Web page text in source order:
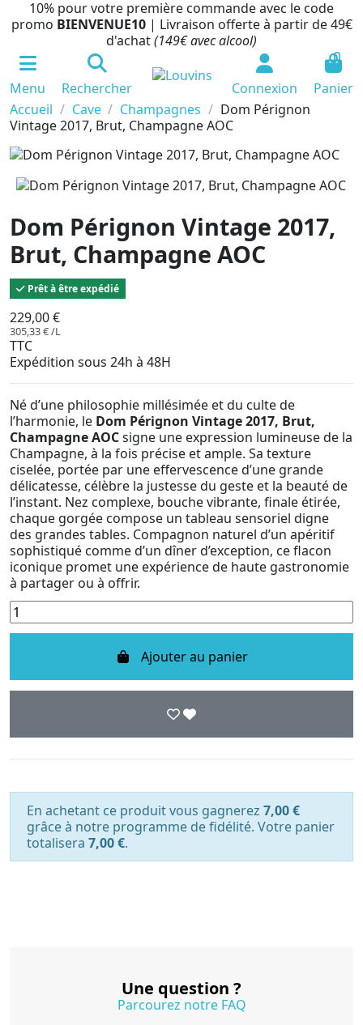
10% pour votre première commande avec le code
promo BIENVENUE10 | Livraison offerte à partir de 49€
d'achat(149€ avec alcool)
Menu Rechercher Connexion
0
Panier
Accueil
Cave Champagnes
Dom Pérignon
Vintage 2017, Brut, Champagne AOC
Dom Pérignon Vintage 2017,
Brut, Champagne AOC
Prêt à être expédié
229,00 €
305,33 € /L
TTC
Expédition sous 24h à 48H
Né d’une philosophie millésimée et du culte de
l’harmonie, le Dom Pérignon Vintage 2017, Brut,
Champagne AOCsigne une expression lumineuse de la
Champagne, à la fois précise et ample. Sa texture
ciselée, portée par une effervescence d’une grande
délicatesse, célèbre la justesse du geste et la beauté de
l’instant. Nez complexe, bouche vibrante, finale étirée,
chaque gorgée compose un tableau sensoriel digne
des grandes tables. Compagnon naturel d’un apéritif
sophistiqué comme d’un dîner d’exception, ce flacon
iconique promet une expérience de haute gastronomie
à partager ou à offrir.
Ajouter au panier
En achetant ce produit vous gagnerez 7,00 €
grâce à notre programme de fidélité. Votre panier
totalisera 7,00 €.
Une question ?
Parcourez notre FAQ